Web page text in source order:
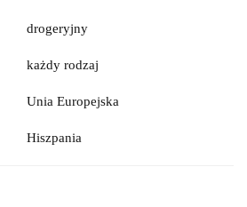
drogeryjny
każdy rodzaj
Unia Europejska
Hiszpania